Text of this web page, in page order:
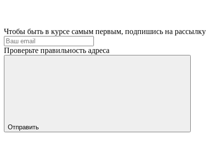
Чтобы быть в курсе самым первым, подпишись на рассылку
Проверьте правильность адреса
Отправить